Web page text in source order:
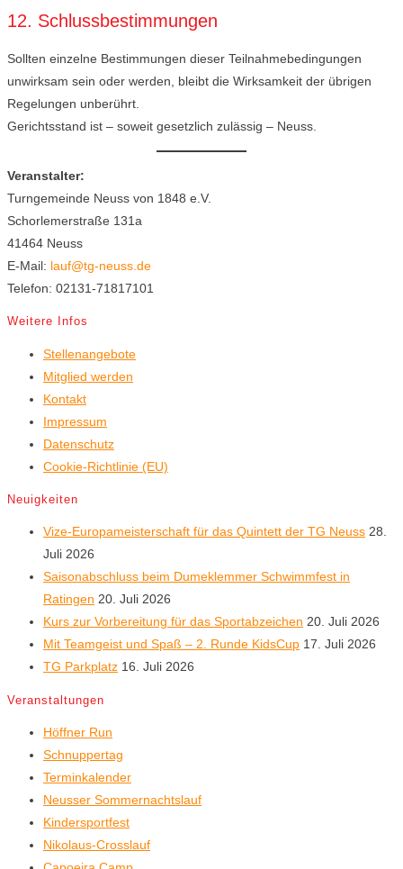
12. Schlussbestimmungen
Sollten einzelne Bestimmungen dieser Teilnahmebedingungen
unwirksam sein oder werden, bleibt die Wirksamkeit der übrigen
Regelungen unberührt.
Gerichtsstand ist – soweit gesetzlich zulässig – Neuss.
Veranstalter:
Turngemeinde Neuss von 1848 e.V.
Schorlemerstraße 131a
41464 Neuss
E-Mail: lauf@tg-neuss.de
Telefon: 02131-71817101
Weitere Infos
Stellenangebote
Mitglied werden
Kontakt
Impressum
Datenschutz
Cookie-Richtlinie (EU)
Neuigkeiten
Vize-Europameisterschaft für das Quintett der TG Neuss 28.
Juli 2026
Saisonabschluss beim Dumeklemmer Schwimmfest in
Ratingen 20. Juli 2026
Kurs zur Vorbereitung für das Sportabzeichen 20. Juli 2026
Mit Teamgeist und Spaß – 2. Runde KidsCup 17. Juli 2026
TG Parkplatz 16. Juli 2026
Veranstaltungen
Höffner Run
Schnuppertag
Terminkalender
Neusser Sommernachtslauf
Kindersportfest
Nikolaus-Crosslauf